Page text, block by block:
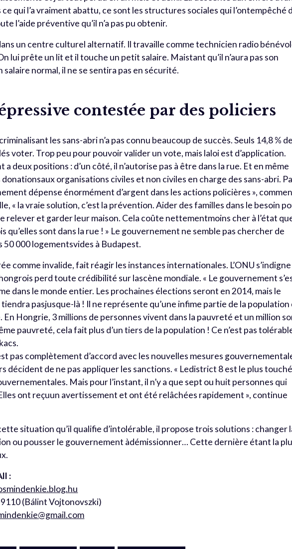
ce qui l’a vraiment abattu, ce sont les structures sociales qui l’ontempêché
l’aide préventive qu’il n’a pas pu obtenir.
un centre culturel alternatif. Il travaille comme technicien radio
lui prête un lit et il touche un petit salaire. Maistant qu’il n’aura pas son
normal, il ne se sentira pas en sécurité.
contestée par des policiers
les sans-abri n’a pas connu beaucoup de succès. Seuls 14,8 %
voter. Trop peu pour pouvoir valider un vote, mais laloi est d’application.
a deux positions : d’un côté, il n’autorise pas à être dans la rue. Et en même
organisations civiles et non civiles en charge des sans-abri.
dépense énormément d’argent dans les actions policières »,
« la vraie solution, c’est la prévention. Aider des familles dans le besoin
relever et garder leur maison. Cela coûte nettementmoins cher à l’état
qu’elles sont dans la rue ! » Le gouvernement ne semble pas chercher de
50 000 logementsvides à Budapest.
comme invalide, fait réagir les instances internationales. L’ONU
perd toute crédibilité sur lascène mondiale. « Le gouvernement
dans le monde entier. Les prochaines élections seront en 2014, mais le
pasjusque-là ! Il ne représente qu’une infime partie de la population
En Hongrie, 3 millions de personnes vivent dans la pauvreté et un million
pauvreté, cela fait plus d’un tiers de la population ! Ce n’est pas
pas complètement d’accord avec les nouvelles mesures
décident de ne pas appliquer les sanctions. « Ledistrict 8 est le plus touché
Mais pour l’instant, il n’y a que sept ou huit personnes qui
ont reçuun avertissement et ont été relâchées rapidement », continue
situation qu’il qualifie d’intolérable, il propose trois solutions : changer
ou pousser le gouvernement àdémissionner… Cette dernière étant la
:
(Bálint Vojtonovszki)